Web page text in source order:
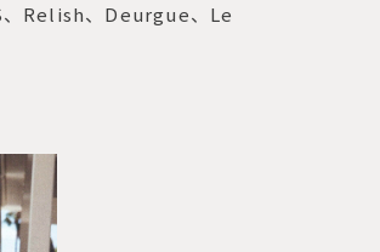
、Relish、Deurgue、Le